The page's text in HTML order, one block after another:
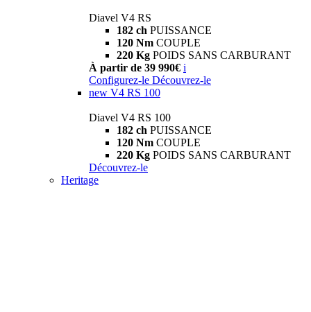
Diavel V4 RS
182 ch PUISSANCE
120 Nm COUPLE
220 Kg POIDS SANS CARBURANT
À partir de 39 990€ i
Configurez-le Découvrez-le
new V4 RS 100
Diavel V4 RS 100
182 ch PUISSANCE
120 Nm COUPLE
220 Kg POIDS SANS CARBURANT
Découvrez-le
Heritage